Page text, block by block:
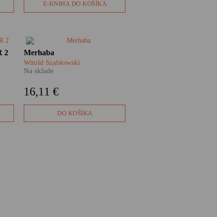
E-KNIHA DO KOŠÍKA
2
​Niečo na tom Turecku asi bude,
inak by na jeho pláže
nesmerovali desaťtisíce
v kufri nemala chýbať kniha
Merhaba
Witold Szabłowski
Na sklade
16,11 €
DO KOŠÍKA